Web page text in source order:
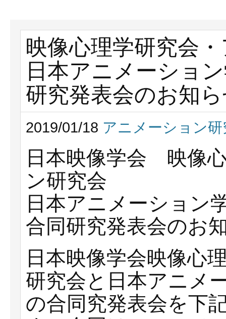
映像心理学研究会
日本アニメーショ
研究発表会のお知
2019/01/18 アニメーション研
日本映像学会 映像
ン研究会
日本アニメーショ
合同研究発表会のお
日本映像学会映像心
研究会と日本アニメ
の合同究発表会を下